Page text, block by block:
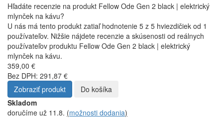
Hľadáte recenzie na produkt Fellow Ode Gen 2 black | elektrický
mlynček na kávu?
U nás má tento produkt zatiaľ hodnotenie 5 z 5 hviezdičiek od 1
používateľov. Nižšie nájdete recenzie a skúsenosti od reálnych
používateľov produktu Fellow Ode Gen 2 black | elektrický
mlynček na kávu.
359,00 €
Bez DPH: 291,87 €
Zobraziť produkt
Do košíka
Skladom
doručíme už 11.8. (možnosti dodania)